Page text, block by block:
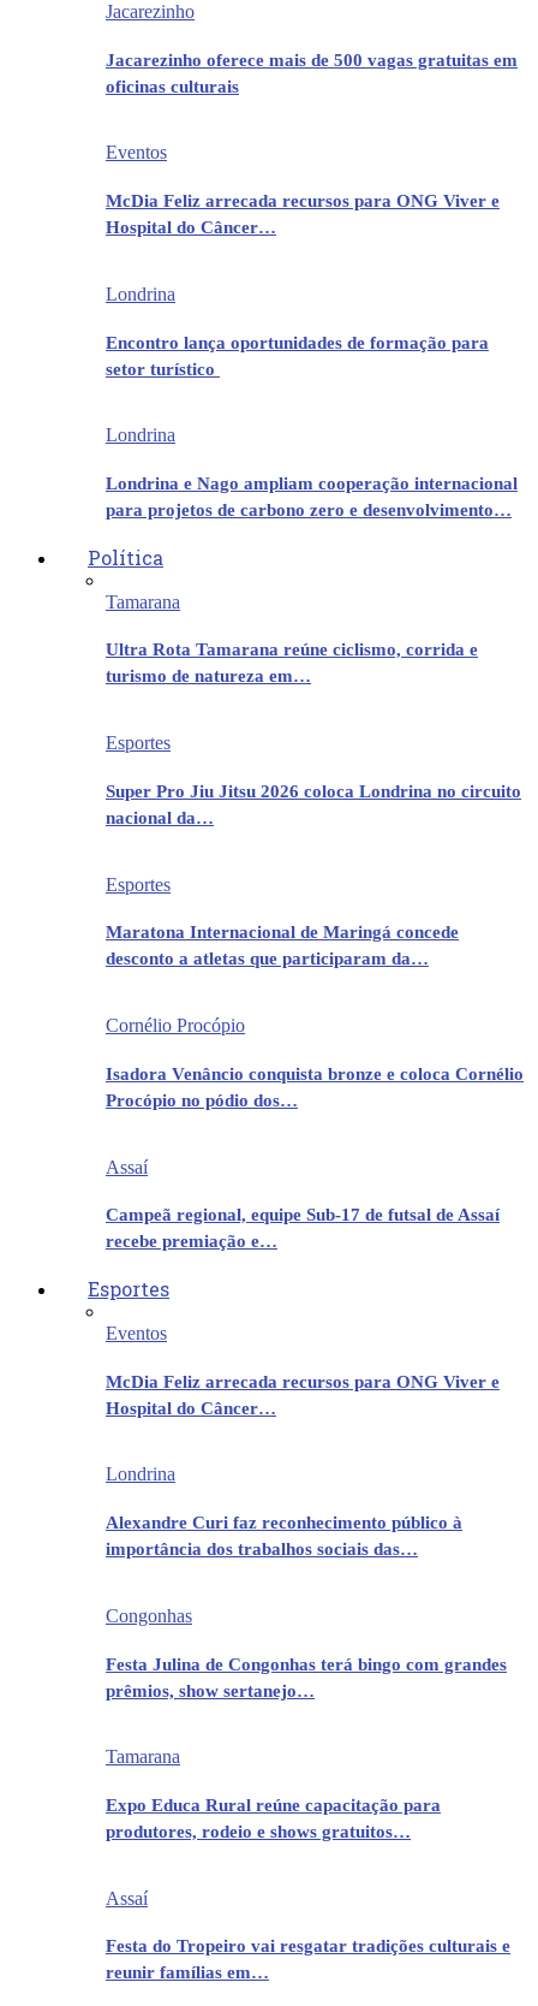
Jacarezinho
Jacarezinho oferece mais de 500 vagas gratuitas em
oficinas culturais
Eventos
McDia Feliz arrecada recursos para ONG Viver e
Hospital do Câncer…
Londrina
Encontro lança oportunidades de formação para
setor turístico
Londrina
Londrina e Nago ampliam cooperação internacional
para projetos de carbono zero e desenvolvimento…
Política
Tamarana
Ultra Rota Tamarana reúne ciclismo, corrida e
turismo de natureza em…
Esportes
Super Pro Jiu Jitsu 2026 coloca Londrina no circuito
nacional da…
Esportes
Maratona Internacional de Maringá concede
desconto a atletas que participaram da…
Cornélio Procópio
Isadora Venâncio conquista bronze e coloca Cornélio
Procópio no pódio dos…
Assaí
Campeã regional, equipe Sub-17 de futsal de Assaí
recebe premiação e…
Esportes
Eventos
McDia Feliz arrecada recursos para ONG Viver e
Hospital do Câncer…
Londrina
Alexandre Curi faz reconhecimento público à
importância dos trabalhos sociais das…
Congonhas
Festa Julina de Congonhas terá bingo com grandes
prêmios, show sertanejo…
Tamarana
Expo Educa Rural reúne capacitação para
produtores, rodeio e shows gratuitos…
Assaí
Festa do Tropeiro vai resgatar tradições culturais e
reunir famílias em…